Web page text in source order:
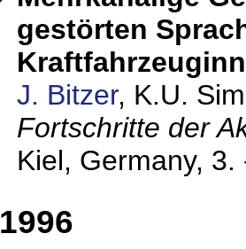
gestörten
J. Bitzer, K.U.
Fortschritte der
Kiel, Germany, 3.
1996